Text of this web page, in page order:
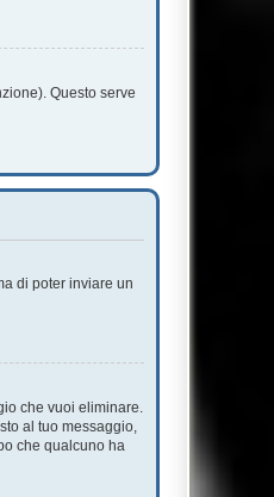
Questo serve
di poter inviare un
che vuoi eliminare.
al tuo messaggio,
che qualcuno ha